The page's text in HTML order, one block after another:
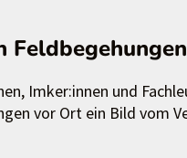
Imker:innen und
vor Ort ein Bild vom